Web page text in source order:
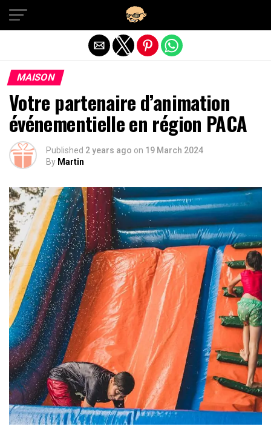
MAISON
Votre partenaire d’animation
événementielle en région PACA
Published 2 years ago on 19 March 2024
By Martin
Exit mobile version